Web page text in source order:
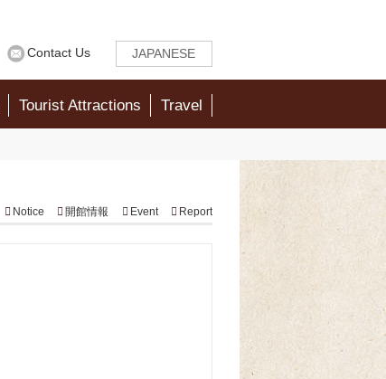
Contact Us JAPANESE
Tourist Attractions Travel
Notice 開館情報 Event Report